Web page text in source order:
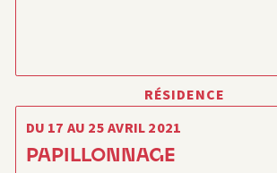
RÉSIDENCE
DU 17 AU 25 AVRIL 2021
PAPILLONNAGE